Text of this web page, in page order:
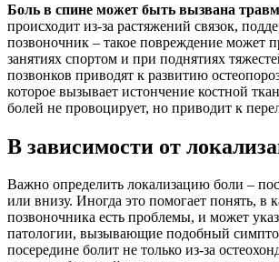
Боль в спине может быть вызвана
происходит из-за растяжений связок,
позвоночник – такое повреждение может
занятиях спортом и при поднятиях
позвонков приводят к развитию
которое вызывает истончение костной
болей не провоцирует, но приводит к
В зависимости от
Важно определить локализацию боли –
или внизу. Иногда это помогает понять, в
позвоночника есть проблемы, и может
патологии, вызывающие подобный
посередине болит не только из-за